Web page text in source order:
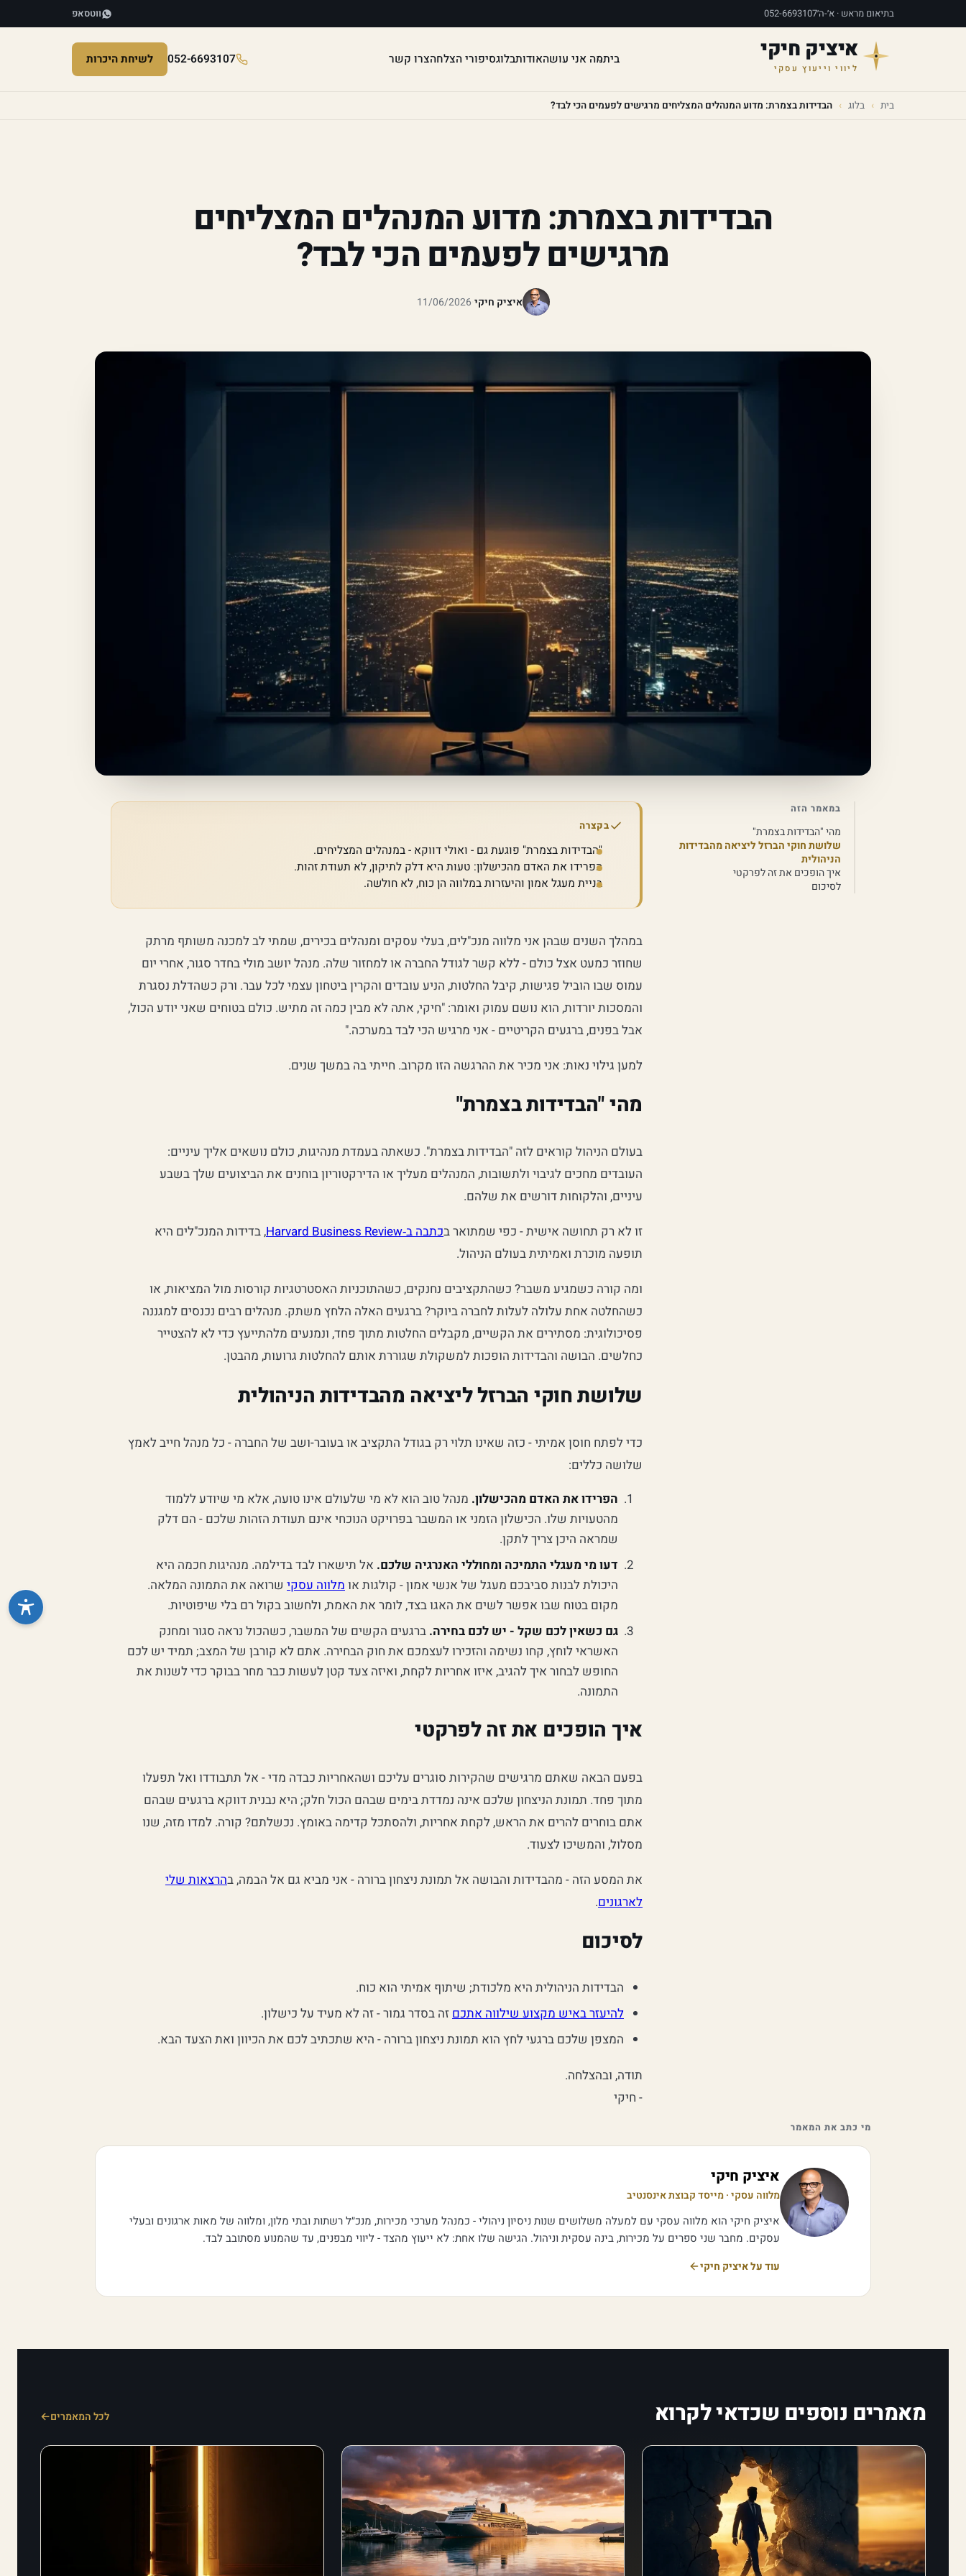
בתיאום מראש · א׳-ה׳052-6693107 ווטסאפ
איציק חיקי
ליווי וייעוץ עסקי
ביתמה אני עושהאודותבלוגסיפורי הצלחהצרו קשר 052-6693107 לשיחת היכרות
בית › בלוג › הבדידות בצמרת: מדוע המנהלים המצליחים מרגישים לפעמים הכי לבד?
הבדידות בצמרת: מדוע המנהלים המצליחים
מרגישים לפעמים הכי לבד?
איציק חיקי·
11/06/2026
במאמר הזה
מהי "הבדידות בצמרת"
שלושת חוקי הברזל ליציאה מהבדידות
הניהולית
איך הופכים את זה לפרקטי
לסיכום
בקצרה
"הבדידות בצמרת" פוגעת גם - ואולי דווקא - במנהלים המצליחים.
הפרידו את האדם מהכישלון: טעות היא דלק לתיקון, לא תעודת זהות.
בניית מעגל אמון והיעזרות במלווה הן כוח, לא חולשה.
במהלך השנים שבהן אני מלווה מנכ"לים, בעלי עסקים ומנהלים בכירים, שמתי לב למכנה משותף מרתק
שחוזר כמעט אצל כולם - ללא קשר לגודל החברה או למחזור שלה. מנהל יושב מולי בחדר סגור, אחרי יום
עמוס שבו הוביל פגישות, קיבל החלטות, הניע עובדים והקרין ביטחון עצמי לכל עבר. ורק כשהדלת נסגרת
והמסכות יורדות, הוא נושם עמוק ואומר: "חיקי, אתה לא מבין כמה זה מתיש. כולם בטוחים שאני יודע הכול,
אבל בפנים, ברגעים הקריטיים - אני מרגיש הכי לבד במערכה."
למען גילוי נאות: אני מכיר את ההרגשה הזו מקרוב. חייתי בה במשך שנים.
מהי "הבדידות בצמרת"
בעולם הניהול קוראים לזה "הבדידות בצמרת". כשאתה בעמדת מנהיגות, כולם נושאים אליך עיניים:
העובדים מחכים לגיבוי ולתשובות, המנהלים מעליך או הדירקטוריון בוחנים את הביצועים שלך בשבע
עיניים, והלקוחות דורשים את שלהם.
זו לא רק תחושה אישית - כפי שמתואר בכתבה ב‑Harvard Business Review
, בדידות המנכ"לים היא
תופעה מוכרת ואמיתית בעולם הניהול.
ומה קורה כשמגיע משבר? כשהתקציבים נחנקים, כשהתוכניות האסטרטגיות קורסות מול המציאות, או
כשהחלטה אחת עלולה לעלות לחברה ביוקר? ברגעים האלה הלחץ משתק. מנהלים רבים נכנסים למגננה
פסיכולוגית: מסתירים את הקשיים, מקבלים החלטות מתוך פחד, ונמנעים מלהתייעץ כדי לא להצטייר
כחלשים. הבושה והבדידות הופכות למשקולת שגוררת אותם להחלטות גרועות, מהבטן.
שלושת חוקי הברזל ליציאה מהבדידות הניהולית
כדי לפתח חוסן אמיתי - כזה שאינו תלוי רק בגודל התקציב או בעובר-ושב של החברה - כל מנהל חייב לאמץ
שלושה כללים:
הפרידו את האדם מהכישלון. מנהל טוב הוא לא מי שלעולם אינו טועה, אלא מי שיודע ללמוד
מהטעויות שלו. הכישלון הזמני או המשבר בפרויקט הנוכחי אינם תעודת הזהות שלכם - הם דלק
שמראה היכן צריך לתקן.
דעו מי מעגלי התמיכה ומחוללי האנרגיה שלכם. אל תישארו לבד בדילמה. מנהיגות חכמה היא
היכולת לבנות סביבכם מעגל של אנשי אמון - קולגות אומלווה עסקי שרואה את התמונה המלאה.
מקום בטוח שבו אפשר לשים את האגו בצד, לומר את האמת, ולחשוב בקול רם בלי שיפוטיות.
גם כשאין לכם שקל - יש לכם בחירה. ברגעים הקשים של המשבר, כשהכול נראה סגור ומחנק
האשראי לוחץ, קחו נשימה והזכירו לעצמכם את חוק הבחירה. אתם לא קורבן של המצב; תמיד יש לכם
החופש לבחור איך להגיב, איזו אחריות לקחת, ואיזה צעד קטן לעשות כבר מחר בבוקר כדי לשנות את
התמונה.
איך הופכים את זה לפרקטי
בפעם הבאה שאתם מרגישים שהקירות סוגרים עליכם ושהאחריות כבדה מדי - אל תתבודדו ואל תפעלו
מתוך פחד. תמונת הניצחון שלכם אינה נמדדת בימים שבהם הכול חלק; היא נבנית דווקא ברגעים שבהם
אתם בוחרים להרים את הראש, לקחת אחריות, ולהסתכל קדימה באומץ. נכשלתם? קורה. למדו מזה, שנו
מסלול, והמשיכו לצעוד.
את המסע הזה - מהבדידות והבושה אל תמונת ניצחון ברורה - אני מביא גם אל הבמה, בהרצאות שלי
לארגונים.
לסיכום
הבדידות הניהולית היא מלכודת; שיתוף אמיתי הוא כוח.
להיעזר באיש מקצוע שילווה אתכם זה בסדר גמור - זה לא מעיד על כישלון.
המצפן שלכם ברגעי לחץ הוא תמונת ניצחון ברורה - היא שתכתיב לכם את הכיוון ואת הצעד הבא.
תודה, ובהצלחה.
- חיקי
מי כתב את המאמר
איציק חיקי
מלווה עסקי · מייסד קבוצת אינסנטיב
איציק חיקי הוא מלווה עסקי עם למעלה משלושים שנות ניסיון ניהולי - כמנהל מערכי מכירות, מנכ״ל רשתות ובתי מלון, ומלווה של מאות ארגונים ובעלי
עסקים. מחבר שני ספרים על מכירות, בינה עסקית וניהול. הגישה שלו אחת: לא ייעוץ מהצד - ליווי מבפנים, עד שהמנוע מסתובב לבד.
עוד על איציק חיקי
מאמרים נוספים שכדאי לקרוא לכל המאמרים